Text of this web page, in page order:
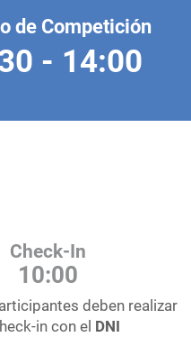
de Competición
- 14:00
Check-In
10:00
deben realizar
in con el DNI